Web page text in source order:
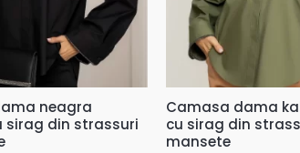
neagra
sirag din strassuri
Camasa dama
cu sirag din
mansete